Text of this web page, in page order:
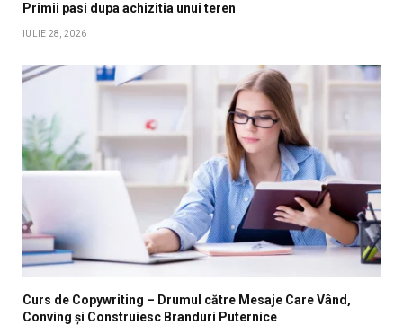
Primii pasi dupa achizitia unui teren
IULIE 28, 2026
Curs de Copywriting – Drumul către Mesaje Care Vând,
Conving și Construiesc Branduri Puternice